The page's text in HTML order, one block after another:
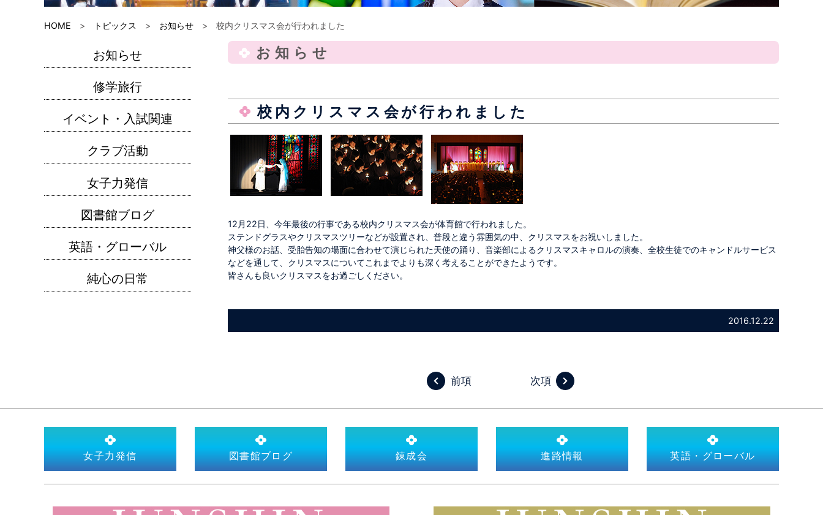
HOME > トピックス > お知らせ > 校内クリスマス会が行われました
お知らせ
校内クリスマス会が行われました
12月22日、今年最後の行事である校内クリスマス会が体育館で行われました。
ステンドグラスやクリスマスツリーなどが設置され、普段と違う雰囲気の中、クリスマスをお祝いしました。
神父様のお話、受胎告知の場面に合わせて演じられた天使の踊り、音楽部によるクリスマスキャロルの演奏、全校生徒でのキャンドルサービス
などを通して、クリスマスについてこれまでよりも深く考えることができたようです。
皆さんも良いクリスマスをお過ごしください。
2016.12.22
前項 次項
お知らせ
修学旅行
イベント・入試関連
クラブ活動
女子力発信
図書館ブログ
英語・グローバル
純心の日常
女子力発信 図書館ブログ 錬成会 進路情報 英語・グローバル